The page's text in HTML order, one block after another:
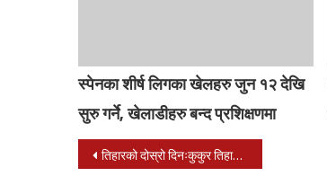
स्पेनका शीर्ष लिगका खेलहरु जुन १२ देखि
सुरु गर्ने, खेलाडीहरु बन्द प्रशिक्षणमा
Post
तिहारको दोस्रो दिनःकुकुर तिहार मनाइँदै,आजै लक्ष्मीपूजा र दीपावली